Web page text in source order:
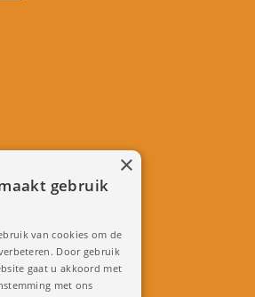
gebruik
van cookies om de
Door gebruik
gaat u akkoord met
met ons
×